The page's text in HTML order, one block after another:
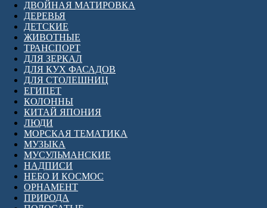
ДВОЙНАЯ МАТИРОВКА
ДЕРЕВЬЯ
ДЕТСКИЕ
ЖИВОТНЫЕ
ТРАНСПОРТ
ДЛЯ ЗЕРКАЛ
ДЛЯ КУХ ФАСАДОВ
ДЛЯ СТОЛЕШНИЦ
ЕГИПЕТ
КОЛОННЫ
КИТАЙ ЯПОНИЯ
ЛЮДИ
МОРСКАЯ ТЕМАТИКА
МУЗЫКА
МУСУЛЬМАНСКИЕ
НАДПИСИ
НЕБО И КОСМОС
ОРНАМЕНТ
ПРИРОДА